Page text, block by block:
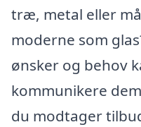
træ, metal eller
moderne som
ønsker og behov
kommunikere
du modtager